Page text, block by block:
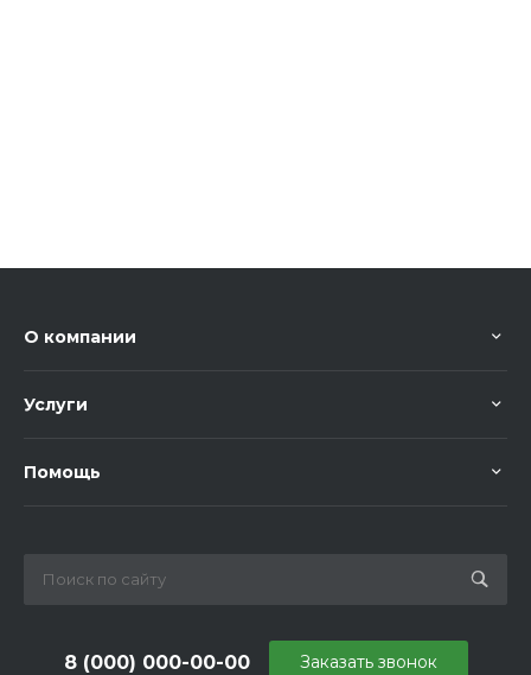
О компании
Услуги
Помощь
8 (000) 000-00-00 Заказать звонок